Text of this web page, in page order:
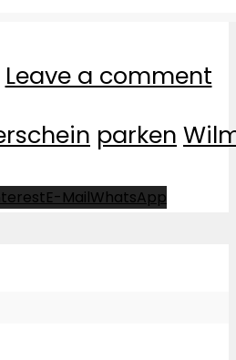
Leave a comment
parken
E-MailWhatsApp